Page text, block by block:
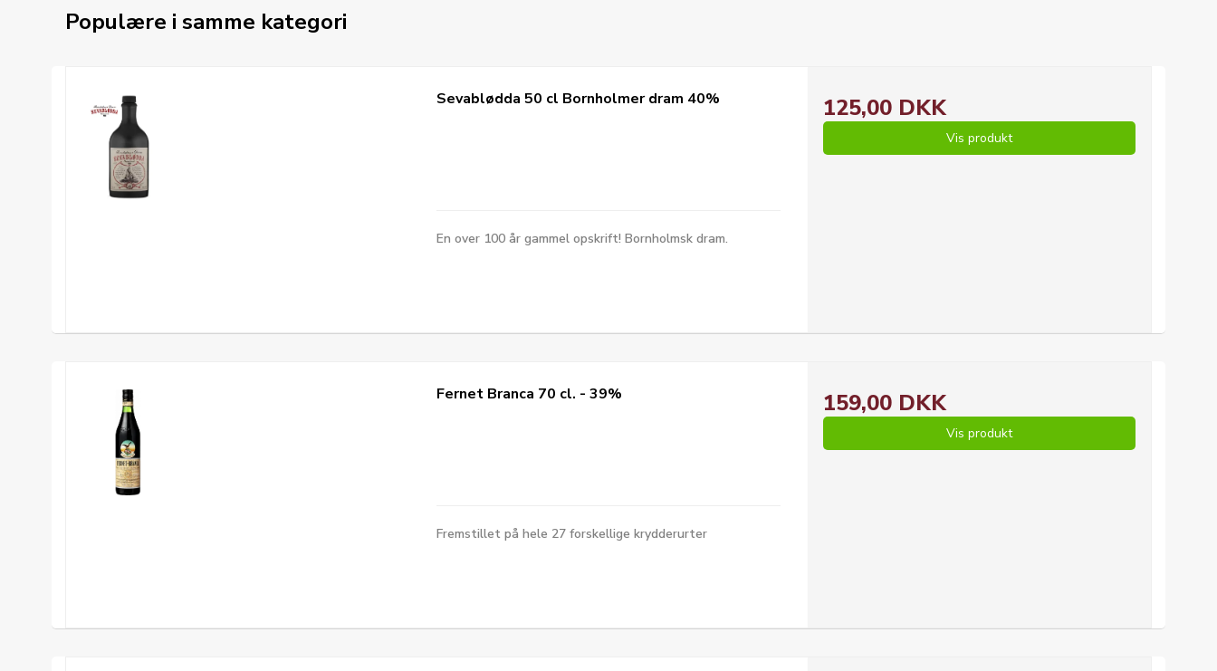
Populære i samme kategori
Sevablødda 50 cl Bornholmer dram 40%
En over 100 år gammel opskrift! Bornholmsk dram.
125,00 DKK
Vis produkt
Fernet Branca 70 cl. - 39%
Fremstillet på hele 27 forskellige krydderurter
159,00 DKK
Vis produkt